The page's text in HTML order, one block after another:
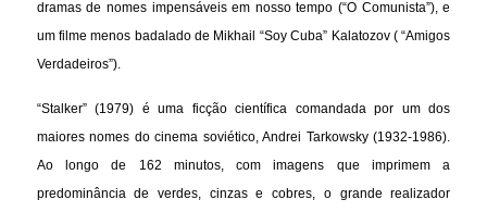
dramas de nomes impensáveis em nosso tempo (“O Comunista”), e
um filme menos badalado de Mikhail “Soy Cuba” Kalatozov ( “Amigos
Verdadeiros”).
“Stalker” (1979) é uma ficção científica comandada por um dos
maiores nomes do cinema soviético, Andrei Tarkowsky (1932-1986).
Ao longo de 162 minutos, com imagens que imprimem a
predominância de verdes, cinzas e cobres, o grande realizador